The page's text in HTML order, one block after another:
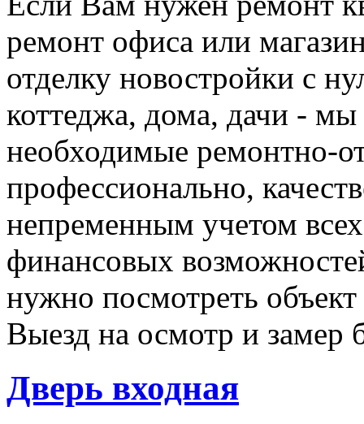
ремонт офиса или
отделку новостройки с
коттеджа, дома, дачи -
необходимые ремонтно-
профессионально,
непременным учетом
финансовых
нужно посмотреть
Выезд на осмотр и
Дверь входная